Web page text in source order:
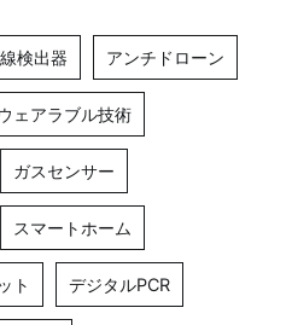
検出器 アンチドローン
ェアラブル技術
ガスセンサー
スマートホーム
ト デジタルPCR